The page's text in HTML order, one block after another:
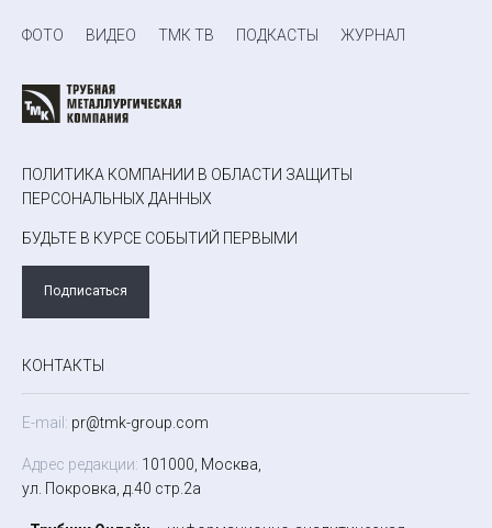
ФОТО ВИДЕО ТМК ТВ ПОДКАСТЫ ЖУРНАЛ
ПОЛИТИКА КОМПАНИИ В ОБЛАСТИ ЗАЩИТЫ
ПЕРСОНАЛЬНЫХ ДАННЫХ
БУДЬТЕ В КУРСЕ СОБЫТИЙ ПЕРВЫМИ
Подписаться
КОНТАКТЫ
E-mail: pr@tmk-group.com
Адрес редакции: 101000, Москва,
ул. Покровка, д.40 стр.2а